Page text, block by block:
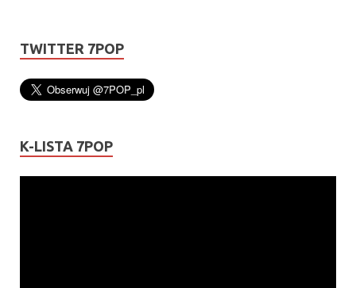
TWITTER 7POP
K-LISTA 7POP